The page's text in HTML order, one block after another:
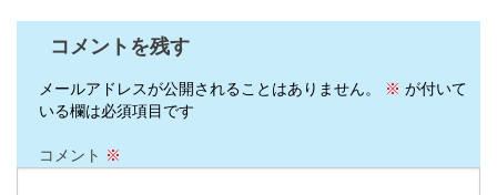
コメントを残す
メールアドレスが公開されることはありません。 ※ が付いて
いる欄は必須項目です
コメント ※